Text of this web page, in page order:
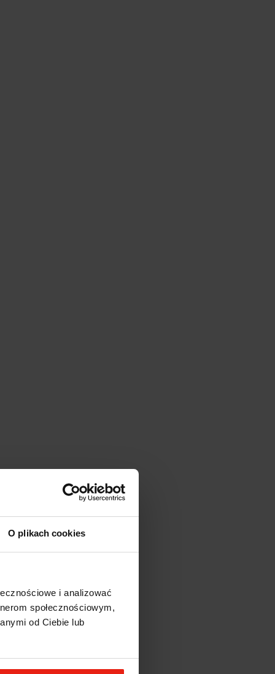
O plikach cookies
i analizować
społecznościowym,
od Ciebie lub97%
1%